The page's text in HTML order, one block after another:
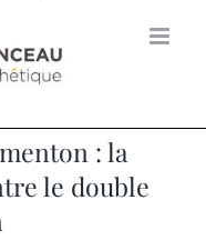
: la
le double